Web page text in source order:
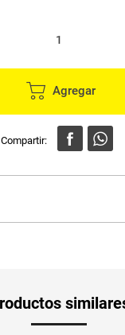
Agregar
satinada. Contienen
un color